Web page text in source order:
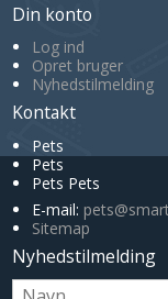
Din konto
Log ind
Opret bruger
Nyhedstilmelding
Kontakt
Pets
Pets
Pets Pets
E-mail:
Sitemap
Nyhedstilmelding